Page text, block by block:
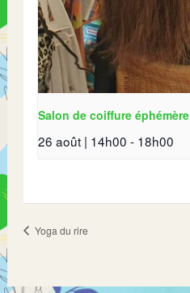
Salon de coiffure éphémère
26 août | 14h00 - 18h00
Yoga du rire